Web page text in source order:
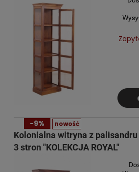
Kolonialna witryna z
3 stron "KOLEKCJA ROYAL"
-9% nowość